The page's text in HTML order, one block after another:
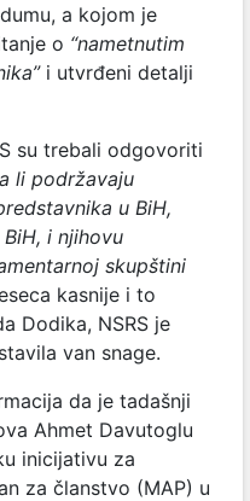
a kojom je
o “nametnutim
i utvrđeni detalji
su trebali odgovoriti
li podržavaju
u BiH,
i njihovu
skupštini
kasnije i to
Dodika, NSRS je
van snage.
da je tadašnji
Ahmet Davutoglu
inicijativu za
za članstvo (MAP) u